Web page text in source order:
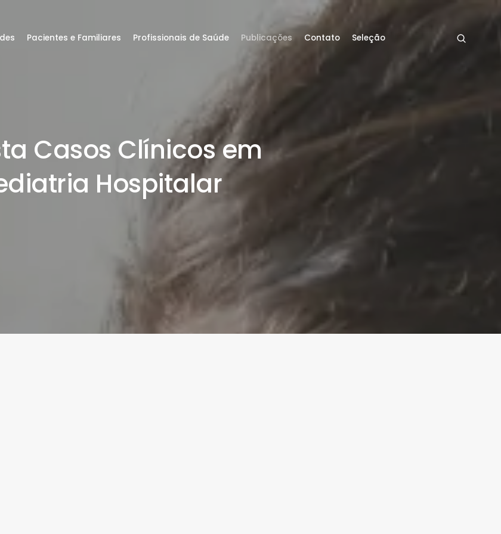
Pacientes e Familiares Profissionais de Saúde Publicações Contato Seleção
Casos Clínicos em
Hospitalar